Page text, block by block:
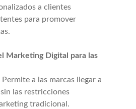
a clientes
para promover
Marketing Digital para las
a las marcas llegar a
las restricciones
tradicional.